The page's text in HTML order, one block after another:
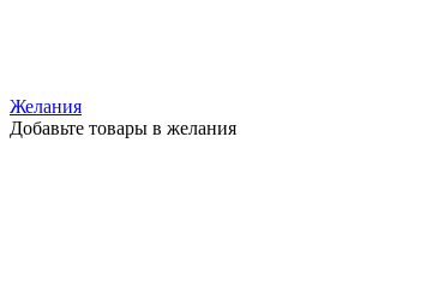
Желания
Добавьте товары в желания